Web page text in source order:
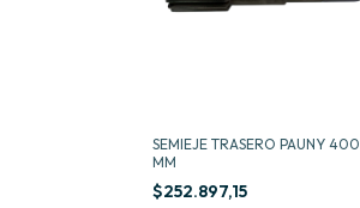
SEMIEJE TRASERO PAUNY 400
MM
$252.897,15